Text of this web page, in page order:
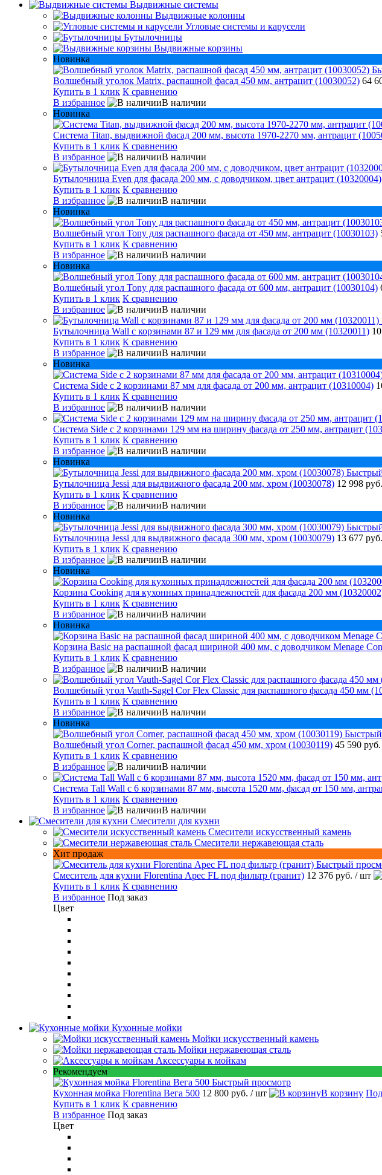
Выдвижные системы
Выдвижные колонны
Угловые системы и карусели
Бутылочницы
Выдвижные корзины
Новинка
Волшебный уголок Matrix, распашной фасад 450 мм, антрацит (10030052) 64
Купить в 1 клик К сравнению
В избранное
В наличии
Новинка
Система Titan, выдвижной фасад 200 мм, высота 1970-2270 мм, антрацит
Купить в 1 клик К сравнению
В избранное
В наличии
Бутылочница Even для фасада 200 мм, с доводчиком, цвет антрацит (10320004)
Купить в 1 клик К сравнению
В избранное
В наличии
Новинка
Волшебный угол Tony для распашного фасада от 450 мм, антрацит (10030103)
Купить в 1 клик К сравнению
В избранное
В наличии
Новинка
Волшебный угол Tony для распашного фасада от 600 мм, антрацит (10030104)
Купить в 1 клик К сравнению
В избранное
В наличии
Бутылочница Wall с корзинами 87 и 129 мм для фасада от 200 мм (10320011)
Купить в 1 клик К сравнению
В избранное
В наличии
Новинка
Система Side с 2 корзинами 87 мм для фасада от 200 мм, антрацит (10310004)
Купить в 1 клик К сравнению
В избранное
В наличии
Система Side c 2 корзинами 129 мм на ширину фасада от 250 мм, антрацит
Купить в 1 клик К сравнению
В избранное
В наличии
Новинка
Бутылочница Jessi для выдвижного фасада 200 мм, хром (10030078) 12 998 руб.
Купить в 1 клик К сравнению
В избранное
В наличии
Новинка
Бутылочница Jessi для выдвижного фасада 300 мм, хром (10030079) 13 677 руб.
Купить в 1 клик К сравнению
В избранное
В наличии
Новинка
Корзина Cooking для кухонных принадлежностей для фасада 200 мм
Купить в 1 клик К сравнению
В избранное
В наличии
Новинка
Корзина Basic на распашной фасад шириной 400 мм, с доводчиком Menage
Купить в 1 клик К сравнению
В избранное
В наличии
Волшебный угол Vauth-Sagel Cor Flex Classic для распашного фасада 450 мм
Купить в 1 клик К сравнению
В избранное
В наличии
Новинка
Волшебный угол Corner, распашной фасад 450 мм, хром (10030119) 45 590 руб.
Купить в 1 клик К сравнению
В избранное
В наличии
Система Tall Wall с 6 корзинами 87 мм, высота 1520 мм, фасад от 150 мм,
Купить в 1 клик К сравнению
В избранное
В наличии
Смесители для кухни
Смесители искусственный камень
Смесители нержавеющая сталь
Хит продаж
Быстрый
Смеситель для кухни Florentina Арес FL под фильтр (гранит) 12 376 руб. / шт
Купить в 1 клик К сравнению
В избранное Под заказ
Цвет
Кухонные мойки
Мойки искусственный камень
Мойки нержавеющая сталь
Аксессуары к мойкам
Рекомендуем
Быстрый просмотр
Кухонная мойка Florentina Вега 500 12 800 руб. / шт В корзину
Купить в 1 клик К сравнению
В избранное Под заказ
Цвет